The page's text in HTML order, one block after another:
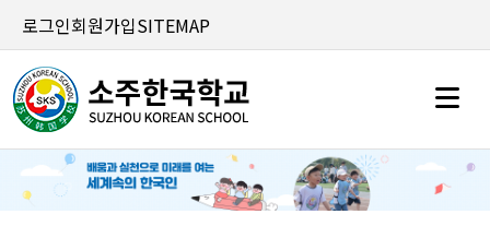
로그인회원가입SITEMAP